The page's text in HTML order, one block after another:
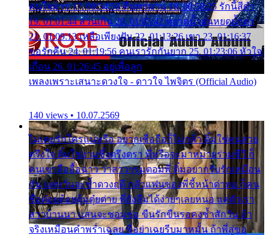
คนใจมาร 17. 00:54:50 คืนทรมาน 18. 00:58:25 รักนี้สีดำ
19. 01:01:44 ส่วนเกิน 20. 01:05:42 หยาดน้ำฝนหยดน้ำตา
21. 01:09:13 เหลือเพียงฝัน 22. 01:13:26 เขา 23. 01:16:37
ขอรักคืน 24. 01:19:56 คนเรารักกันยาก 25. 01:23:06 หัวใจ
เถื่อน 26. 01:26:45 อยู่เพื่อลูก
เพลงเพราะเสนาะดวงใจ - ดาวใจ ไพจิตร (Official Audio)
140 views • 10.07.2569
ไม่เคยรักใครแน่หรือ อยากเชื่อถือก็ไม่กล้า ติ๋มใช่คนสวย
ตรึงใจ ติ๋มใช่งามซึ้งตรึงตรา พี่หรือจะมาหมายร่วมชีวี ก็
คนเขาลืออื้อฉาว ว่าสาวๆรุมตอมพี่ ติ๋มอยากรับรักเหมือน
กัน แต่หวั่นจะช้ำดวงฤดี กลัวแฟนของพี่ชี้หน้าด่าทอ ก็คน
ชื่อต๋อยต้อยตุ้มตุ๋ยต่าย พี่ยังลืมได้ง่ายๆเลยหนอ แค่ตัวเรา
สาวบ้านนา แสนจะซอมซ่อ ขืนรักขืนรอคงช้ำสักวัน ถ้า
จริงเหมือนคำพร่ำเฉลย พี่อย่าเฉยรีบมาหมั้น ถ้าพี่สู่ขอ